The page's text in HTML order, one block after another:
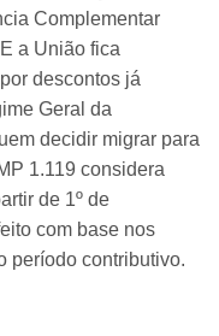
Complementar
a União fica
descontos já
Geral da
decidir migrar para
1.119 considera
de 1º de
com base nos
período contributivo.